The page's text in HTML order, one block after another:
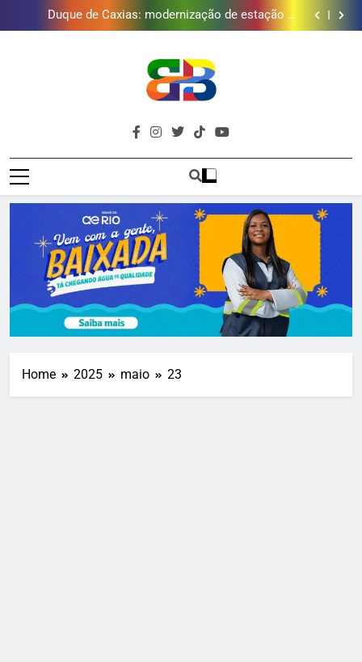
Golfe e fortalece projeto que atende 140 crianças
Duque de Caxias: modernização de estação de
tratamento reforça abastecimento de água
Guanabara tem diversas opções de vinhos para
Lins em Nova Iguaçu neste fim de semana
Japeri renova termo de concessão do Campo de
Golfe e fortalece projeto que atende 140 crianças
Duque de Caxias: modernização de estação de
tratamento reforça abastecimento de água
Guanabara tem diversas opções de vinhos para
presentear o seu pai. Descubra como escolher o que
Gastro Samba reúne Nosso Sentimento e Gustavo
Brava
Baixada
Baixada Fluminense Em Destaque!
Home 2025 maio 23